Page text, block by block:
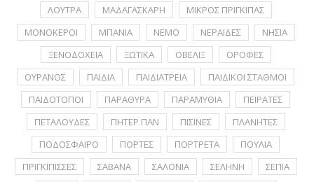
ΛΟΥΤΡΑ
ΜΑΔΑΓΑΣΚΑΡΗ
ΜΙΚΡΟΣ ΠΡΙΓΚΙΠΑΣ
ΜΟΝΟΚΕΡΟΙ
ΜΠΑΝΙΑ ΝΕΜΟ ΝΕΡΑΪΔΕΣ
ΝΗΣΙΑ
ΞΕΝΟΔΟΧΕΙΑ
ΞΩΤΙΚΑ ΟΒΕΛΙΞ
ΟΡΟΦΕΣ
ΟΥΡΑΝΟΣ
ΠΑΙΔΙΑ ΠΑΙΔΙΑΤΡΕΙΑ
ΠΑΙΔΙΚΟΙ ΣΤΑΘΜΟΙ
ΠΑΙΔΟΤΟΠΟΙ
ΠΑΡΑΘΥΡΑ ΠΑΡΑΜΥΘΙΑ
ΠΕΙΡΑΤΕΣ
ΠΕΤΑΛΟΥΔΕΣ
ΠΗΤΕΡ ΠΑΝ ΠΙΣΙΝΕΣ
ΠΛΑΝΗΤΕΣ
ΠΟΔΟΣΦΑΙΡΟ
ΠΟΡΤΕΣ ΠΟΡΤΡΕΤA
ΠΟΥΛΙΑ
ΠΡΙΓΚΙΠΙΣΣΕΣ
ΣΑΒΑΝΑ ΣΑΛΟΝΙΑ ΣΕΛΗΝΗ
ΣΕΠΙΑ